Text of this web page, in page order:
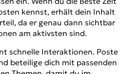
kennst, erhält dein Inhalt
da er genau dann sichtbar
am aktivsten sind.
schnelle Interaktionen. Poste
beteilige dich mit passenden